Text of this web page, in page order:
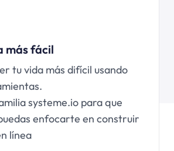
más fácil
tu vida más difícil usando
systeme.io para que
enfocarte en construir
línea